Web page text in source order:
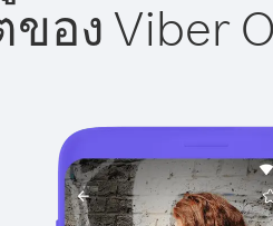
อง Viber